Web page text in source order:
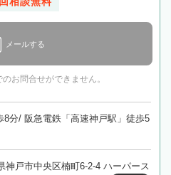
メールする
お問合せができません。
8分/ 阪急電鉄「高速神戸駅」徒歩5
神戸市中央区楠町6-2-4 ハーパース